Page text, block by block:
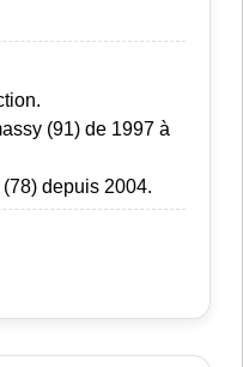
(91) de 1997 à
depuis 2004.